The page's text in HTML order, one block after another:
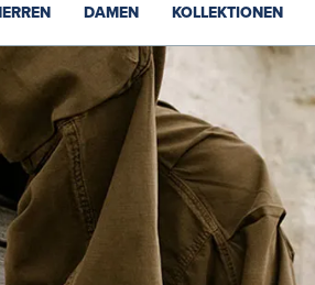
DAMEN KOLLEKTIONEN